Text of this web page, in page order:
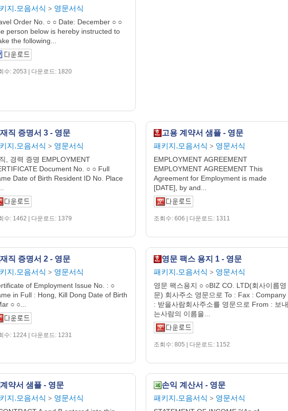
지.모음서식 > 영문서식
Order No. ○ ○ Date: December ○ ○
person below is hereby instructed to
the following...
수: 2053 | 다운로드: 1820
재직 증명서 3 - 영문
지.모음서식 > 영문서식
, 경력 증명 EMPLOYMENT
Document No. ○ ○ Full
Date of Birth Resident ID No. Place
수: 1462 | 다운로드: 1379
고용 계약서 샘플 - 영문
패키지.모음서식 > 영문서식
EMPLOYMENT AGREEMENT
EMPLOYMENT AGREEMENT This
Agreement for Employment is made
[DATE], by and...
조회수: 606 | 다운로드: 1311
재직 증명서 2 - 영문
지.모음서식 > 영문서식
of Employment Issue No. : ○
in Full : Hong, Kill Dong Date of Birth
○ ○...
수: 1224 | 다운로드: 1231
영문 팩스 용지 1 - 영문
패키지.모음서식 > 영문서식
영문 팩스용지 ○ ○BIZ CO. LTD(회사이름영
문) 회사주소 영문으로 To : Fax : Company
: 받을사람회사주소를 영문으로 From : 보내
는사람의 이름을...
조회수: 805 | 다운로드: 1152
계약서 샘플 - 영문
지.모음서식 > 영문서식
손익 계산서 - 영문
패키지.모음서식 > 영문서식